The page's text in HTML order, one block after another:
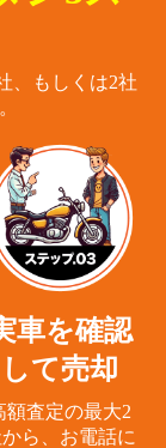
、もしくは2社
車を確認
して売却
額査定の最大2
ら、 お電話に